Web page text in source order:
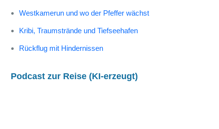
Westkamerun und wo der Pfeffer wächst
Kribi, Traumstrände und Tiefseehafen
Rückflug mit Hindernissen
Podcast zur Reise (KI-erzeugt)